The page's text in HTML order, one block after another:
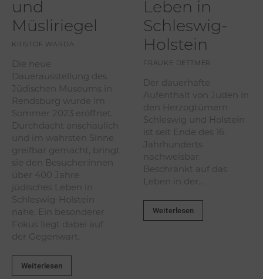
und
Müsliriegel
KRISTOF WARDA
Die neue
Dauerausstellung des
Jüdischen Museums in
Rendsburg wurde im
Sommer 2023 eröffnet.
Durchdacht anschaulich
und im wahrsten Sinne
greifbar gemacht, bringt
sie den Besucher:innen
über 400 Jahre
jüdisches Leben in
Schleswig-Holstein
nahe. Ein besonderer
Fokus liegt dabei auf
der Gegenwart.
Weiterlesen
Leben in
Schleswig-
Holstein
FRAUKE DETTMER
Der dauerhafte
Aufenthalt von Juden in
den Herzogtümern
Schleswig und Holstein
ist seit Ende des 16.
Jahrhunderts
nachweisbar.
Beschränkt auf das
Leben in der...
Weiterlesen